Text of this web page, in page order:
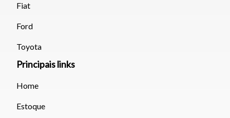
Para aumentar ou diminuir a fonte em nosso site, utilize os
teclado.
Fiat
Ford
Toyota
Principais links
Home
Estoque